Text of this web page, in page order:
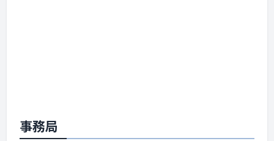
事務局